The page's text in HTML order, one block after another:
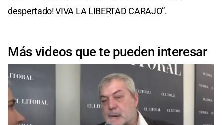
despertado! VIVA LA LIBERTAD CARAJO”.
Más videos que te pueden interesar